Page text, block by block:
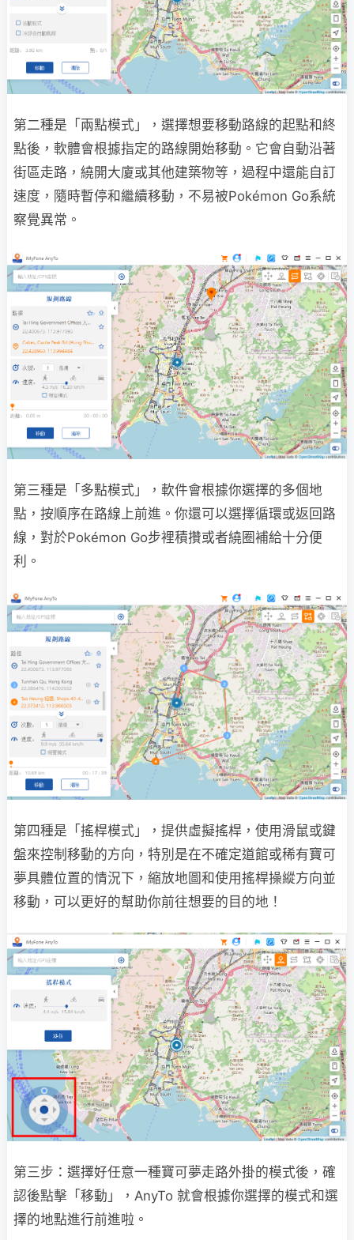
第二種是「兩點模式」，選擇想要移動路線的起點和終
點後，軟體會根據指定的路線開始移動。它會自動沿著
街區走路，繞開大廈或其他建築物等，過程中還能自訂
速度，隨時暫停和繼續移動，不易被Pokémon Go系統
察覺異常。
第三種是「多點模式」，軟件會根據你選擇的多個地
點，按順序在路線上前進。你還可以選擇循環或返回路
線，對於Pokémon Go步裡積攢或者繞圈補給十分便
利。
第四種是「搖桿模式」，提供虛擬搖桿，使用滑鼠或鍵
盤來控制移動的方向，特別是在不確定道館或稀有寶可
夢具體位置的情況下，縮放地圖和使用搖桿操縱方向並
移動，可以更好的幫助你前往想要的目的地！
第三步：選擇好任意一種寶可夢走路外掛的模式後，確
認後點擊「移動」，AnyTo 就會根據你選擇的模式和選
擇的地點進行前進啦。